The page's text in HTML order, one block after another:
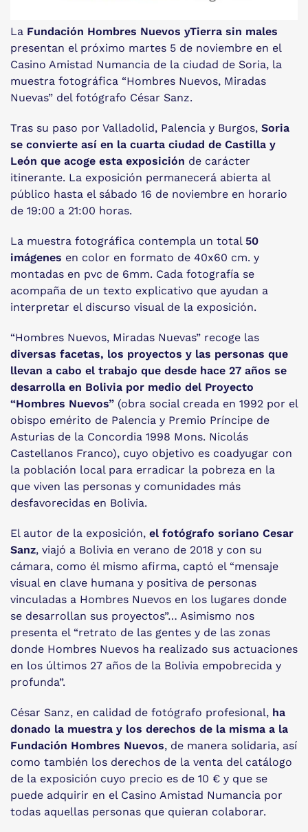
La Fundación Hombres Nuevos yTierra sin males
presentan el próximo martes 5 de noviembre en el
Casino Amistad Numancia de la ciudad de Soria, la
muestra fotográfica “Hombres Nuevos, Miradas
Nuevas” del fotógrafo César Sanz.
Tras su paso por Valladolid, Palencia y Burgos, Soria
se convierte así en la cuarta ciudad de Castilla y
León que acoge esta exposición de carácter
itinerante. La exposición permanecerá abierta al
público hasta el sábado 16 de noviembre en horario
de 19:00 a 21:00 horas.
La muestra fotográfica contempla un total 50
imágenes en color en formato de 40x60 cm. y
montadas en pvc de 6mm. Cada fotografía se
acompaña de un texto explicativo que ayudan a
interpretar el discurso visual de la exposición.
“Hombres Nuevos, Miradas Nuevas” recoge las
diversas facetas, los proyectos y las personas que
llevan a cabo el trabajo que desde hace 27 años se
desarrolla en Bolivia por medio del Proyecto
“Hombres Nuevos” (obra social creada en 1992 por el
obispo emérito de Palencia y Premio Príncipe de
Asturias de la Concordia 1998 Mons. Nicolás
Castellanos Franco), cuyo objetivo es coadyugar con
la población local para erradicar la pobreza en la
que viven las personas y comunidades más
desfavorecidas en Bolivia.
El autor de la exposición, el fotógrafo soriano Cesar
Sanz, viajó a Bolivia en verano de 2018 y con su
cámara, como él mismo afirma, captó el “mensaje
visual en clave humana y positiva de personas
vinculadas a Hombres Nuevos en los lugares donde
se desarrollan sus proyectos”… Asimismo nos
presenta el “retrato de las gentes y de las zonas
donde Hombres Nuevos ha realizado sus actuaciones
en los últimos 27 años de la Bolivia empobrecida y
profunda”.
César Sanz, en calidad de fotógrafo profesional, ha
donado la muestra y los derechos de la misma a la
Fundación Hombres Nuevos, de manera solidaria, así
como también los derechos de la venta del catálogo
de la exposición cuyo precio es de 10 € y que se
puede adquirir en el Casino Amistad Numancia por
todas aquellas personas que quieran colaborar.